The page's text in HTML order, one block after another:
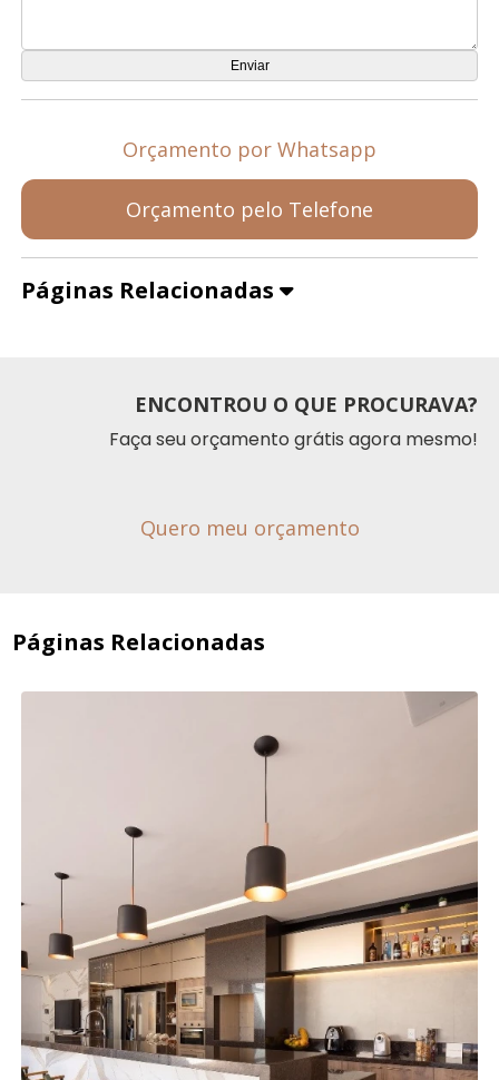
Orçamento por Whatsapp
Orçamento pelo Telefone
Páginas Relacionadas
ENCONTROU O QUE PROCURAVA?
Faça seu orçamento grátis agora mesmo!
Quero meu orçamento
Páginas Relacionadas